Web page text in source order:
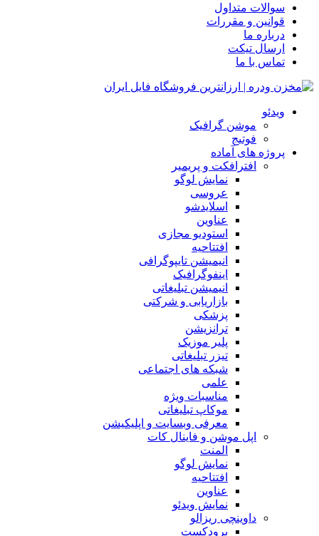
سوالات متداول
قوانین و مقررات
درباره ما
ارسال تیکت
تماس با ما
ویدئو
موشن گرافیک
فوتیج
پروژه های آماده
افترافکت و پریمیر
نمایش لوگو
عروسی
اسلایدشو
عناوین
استودیو مجازی
افتتاحیه
انیمیشن تایپوگرافی
اینفوگرافیک
انیمیشن تبلیغاتی
بازاریابی و شرکتی
پزشکی
ترانزیشن
پلیر موزیک
تیزر تبلیغاتی
شبکه های اجتماعی
علمی
مناسبات ویژه
موکاپ تبلیغاتی
معرفی وبسایت و اپلیکیشن
اپل موشن و فاینال کات
المنت
نمایش لوگو
افتتاحیه
عناوین
نمایش ویدئو
داوینچی ریزالو
برودکست